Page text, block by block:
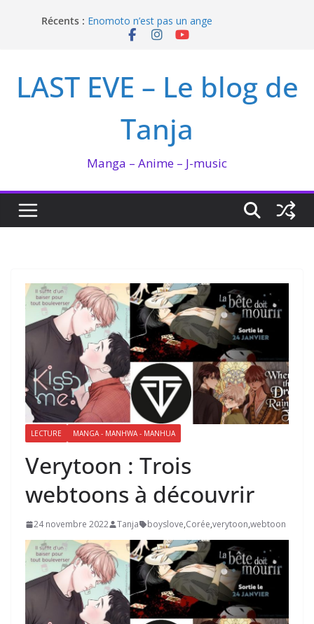
Récents : Enomoto n’est pas un ange
QUEEN BEE enflamme le Bataclan
I’m not in love de Zeniko Sumiya
LAST EVE – Le blog de
Tanja
Manga – Anime – J-music
LECTURE MANGA - MANHWA - MANHUA
Verytoon : Trois
webtoons à découvrir
24 novembre 2022 Tanja boyslove,Corée,verytoon,webtoon